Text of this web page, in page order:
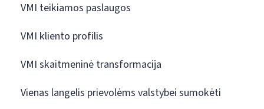
VMI teikiamos paslaugos
VMI kliento profilis
VMI skaitmeninė transformacija
Vienas langelis prievolėms valstybei sumokėti